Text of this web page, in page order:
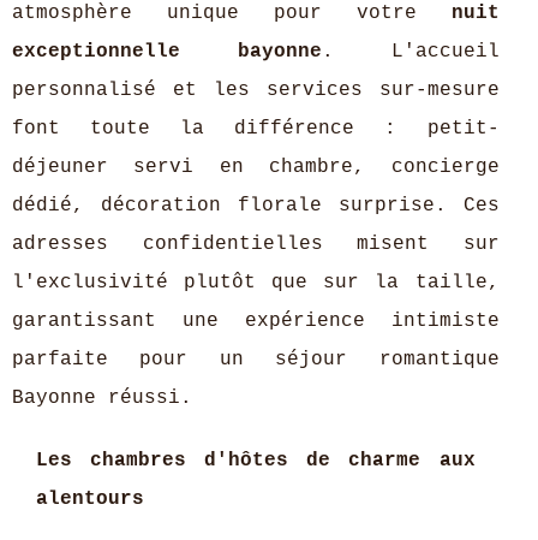
atmosphère unique pour votre nuit
exceptionnelle bayonne . L'accueil
personnalisé et les services sur-mesure
font toute la différence : petit-
déjeuner servi en chambre, concierge
dédié, décoration florale surprise. Ces
adresses confidentielles misent sur
l'exclusivité plutôt que sur la taille,
garantissant une expérience intimiste
parfaite pour un séjour romantique
Bayonne réussi.
Les chambres d'hôtes de charme aux
alentours